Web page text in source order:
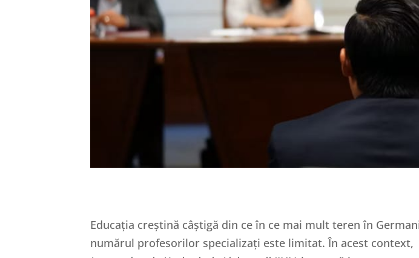
Educația creștină câștigă din ce în ce mai mult teren în
numărul profesorilor specializați este limitat. În acest context,